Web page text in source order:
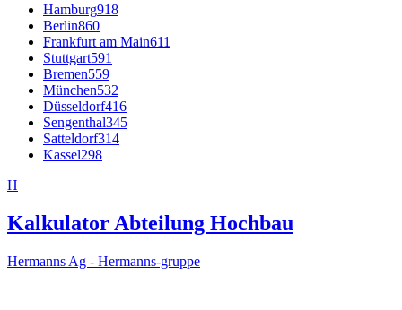
Hamburg918
Berlin860
Frankfurt am Main611
Stuttgart591
Bremen559
München532
Düsseldorf416
Sengenthal345
Satteldorf314
Kassel298
H
Kalkulator Abteilung Hochbau
Hermanns Ag - Hermanns-gruppe